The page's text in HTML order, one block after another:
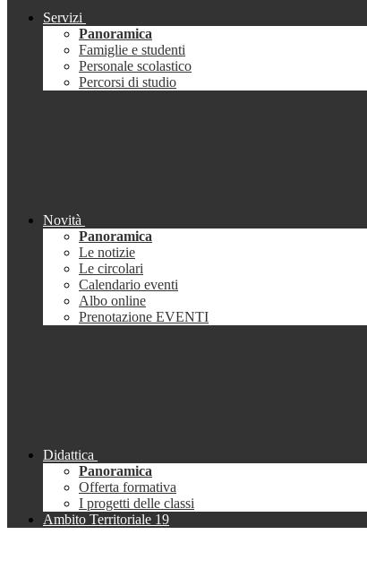
Servizi
Panoramica
Famiglie e studenti
Personale scolastico
Percorsi di studio
Novità
Panoramica
Le notizie
Le circolari
Calendario eventi
Albo online
Prenotazione EVENTI
Didattica
Panoramica
Offerta formativa
I progetti delle classi
Ambito Territoriale 19